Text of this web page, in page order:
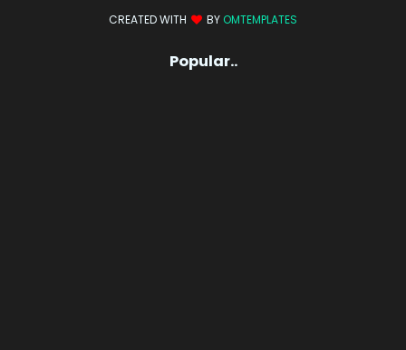
CREATED WITH BY OMTEMPLATES
Popular..